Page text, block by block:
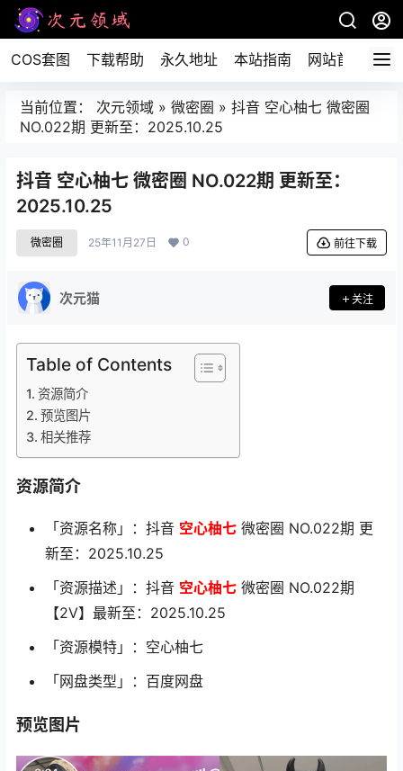
COS套图 下载帮助 永久地址 本站指南 网站首页
当前位置： 次元领域 » 微密圈 » 抖音 空心柚七 微密圈
NO.022期 更新至：2025.10.25
抖音 空心柚七 微密圈 NO.022期 更新至：
2025.10.25
微密圈 25年11月27日 0 前往下载
次元猫 关注
Table of Contents
资源简介
预览图片
相关推荐
资源简介
「资源名称」：抖音 空心柚七 微密圈 NO.022期 更
新至：2025.10.25
「资源描述」：抖音 空心柚七 微密圈 NO.022期
【2V】最新至：2025.10.25
「资源模特」：空心柚七
「网盘类型」：百度网盘
预览图片